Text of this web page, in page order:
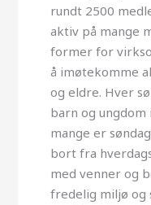
rundt 2500
aktiv på mange
former for
å imøtekomme
og eldre. Hver
barn og
mange er
bort fra
med venner og
fredelig miljø og